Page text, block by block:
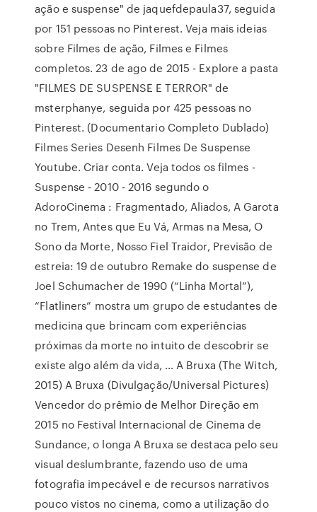
ação e suspense" de jaquefdepaula37, seguida
por 151 pessoas no Pinterest. Veja mais ideias
sobre Filmes de ação, Filmes e Filmes
completos. 23 de ago de 2015 - Explore a pasta
"FILMES DE SUSPENSE E TERROR" de
msterphanye, seguida por 425 pessoas no
Pinterest. (Documentario Completo Dublado)
Filmes Series Desenh Filmes De Suspense
Youtube. Criar conta. Veja todos os filmes -
Suspense - 2010 - 2016 segundo o
AdoroCinema : Fragmentado, Aliados, A Garota
no Trem, Antes que Eu Vá, Armas na Mesa, O
Sono da Morte, Nosso Fiel Traidor, Previsão de
estreia: 19 de outubro Remake do suspense de
Joel Schumacher de 1990 (“Linha Mortal”),
“Flatliners” mostra um grupo de estudantes de
medicina que brincam com experiências
próximas da morte no intuito de descobrir se
existe algo além da vida, … A Bruxa (The Witch,
2015) A Bruxa (Divulgação/Universal Pictures)
Vencedor do prêmio de Melhor Direção em
2015 no Festival Internacional de Cinema de
Sundance, o longa A Bruxa se destaca pelo seu
visual deslumbrante, fazendo uso de uma
fotografia impecável e de recursos narrativos
pouco vistos no cinema, como a utilização do